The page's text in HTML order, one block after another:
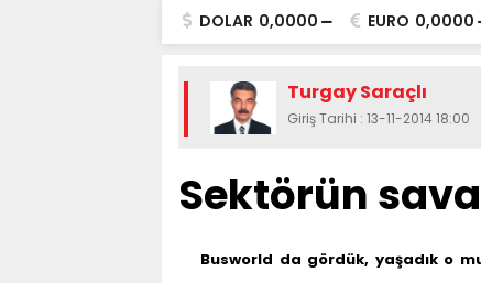
DOLAR 0,0000 EURO 0,0000
Turgay Saraçlı
Giriş Tarihi : 13-11-2014 18:00
Sektörün
Busworld da gördük, yaşadık o